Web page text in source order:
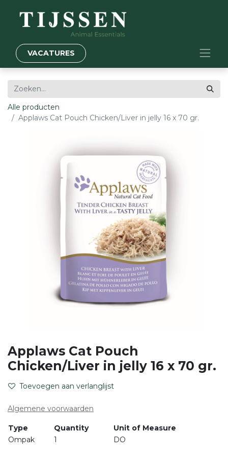
VACATURES
Alle producten
Applaws Cat Pouch Chicken/Liver in jelly 16 x 70 gr.
Applaws Cat Pouch
Chicken/Liver in jelly 16 x 70 gr.
Toevoegen aan verlanglijst
Algemene voorwaarden
Type Quantity
Unit of Measure
Ompak
1 DO